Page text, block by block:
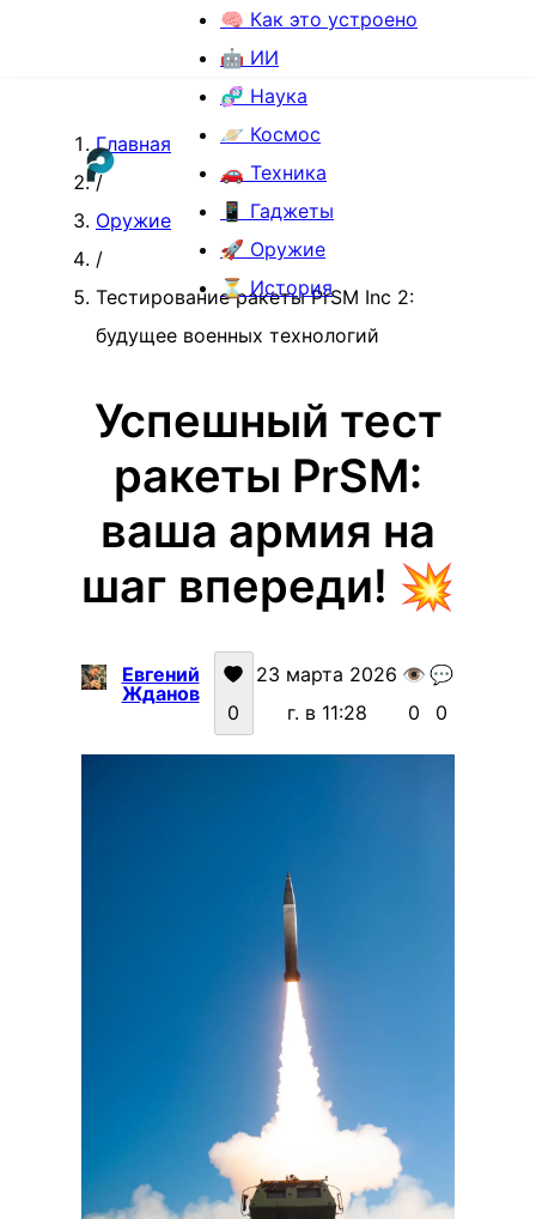
🧠 Как это устроено
🤖 ИИ
🧬 Наука
🪐 Космос
🚗 Техника
📱 Гаджеты
🚀 Оружие
⏳ История
Главная
/
Оружие
/
Тестирование ракеты PrSM Inc 2:
будущее военных технологий
Успешный тест
ракеты PrSM:
ваша армия на
шаг впереди! 💥
Евгений
Жданов
0
23 марта 2026
г. в 11:28
👁️
0
💬
0